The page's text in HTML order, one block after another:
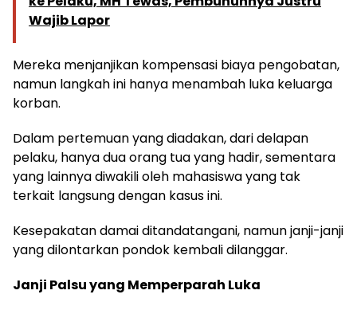
Wajib Lapor
Mereka menjanjikan kompensasi biaya pengobatan,
namun langkah ini hanya menambah luka keluarga
korban.
Dalam pertemuan yang diadakan, dari delapan
pelaku, hanya dua orang tua yang hadir, sementara
yang lainnya diwakili oleh mahasiswa yang tak
terkait langsung dengan kasus ini.
Kesepakatan damai ditandatangani, namun janji-janji
yang dilontarkan pondok kembali dilanggar.
Janji Palsu yang Memperparah Luka